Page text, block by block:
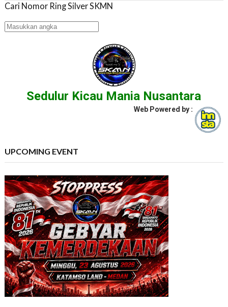
Cari Nomor Ring Silver SKMN
Sedulur Kicau Mania Nusantara
Web Powered by :
UPCOMING EVENT